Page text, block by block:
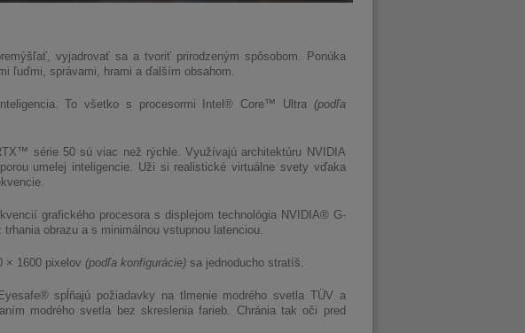
vyjadrovať sa a tvoriť prirodzeným spôsobom. Ponúka
ľuďmi, správami, hrami a ďalším obsahom.
To všetko s procesormi Intel® Core™ Ultra (podľa
série 50 sú viac než rýchle. Využívajú architektúru NVIDIA
umelej inteligencie. Uži si realistické virtuálne svety vďaka
grafického procesora s displejom technológia NVIDIA® G-
obrazu a s minimálnou vstupnou latenciou.
× 1600 pixelov (podľa konfigurácie)sa jednoducho stratíš.
spĺňajú požiadavky na tlmenie modrého svetla TÜV a
modrého svetla bez skreslenia farieb. Chránia tak oči pred